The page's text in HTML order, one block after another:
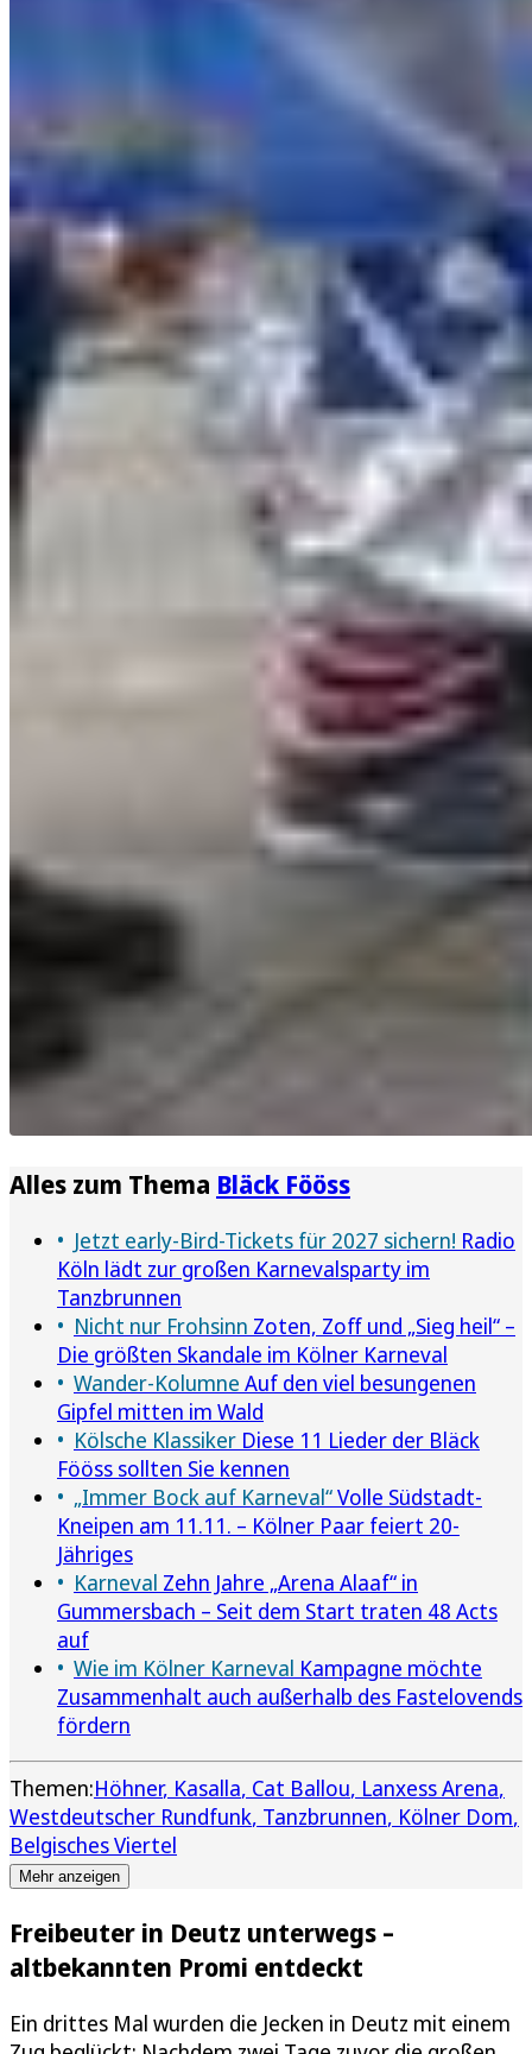
Alles zum Thema Bläck Fööss
Jetzt early-Bird-Tickets für 2027 sichern! Radio
Köln lädt zur großen Karnevalsparty im
Tanzbrunnen
Nicht nur Frohsinn Zoten, Zoff und „Sieg heil“ –
Die größten Skandale im Kölner Karneval
Wander-Kolumne Auf den viel besungenen
Gipfel mitten im Wald
Kölsche Klassiker Diese 11 Lieder der Bläck
Fööss sollten Sie kennen
„Immer Bock auf Karneval“Volle Südstadt-
Kneipen am 11.11. – Kölner Paar feiert 20-
Jähriges
Karneval Zehn Jahre „Arena Alaaf“ in
Gummersbach – Seit dem Start traten 48 Acts
auf
Wie im Kölner Karneval Kampagne möchte
Zusammenhalt auch außerhalb des Fastelovends
fördern
Themen:Höhner Kasalla Cat Ballou Lanxess Arena
Westdeutscher Rundfunk Tanzbrunnen Kölner Dom
Belgisches Viertel
Mehr anzeigen
Freibeuter in Deutz unterwegs –
altbekannten Promi entdeckt
Ein drittes Mal wurden die Jecken in Deutz mit einem